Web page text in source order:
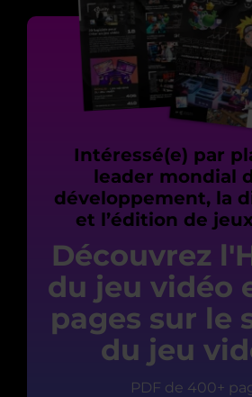
Intéressé(e) par
leader mondial
développement, la
et l’édition de
Découvrez
du jeu vidéo
pages sur le
du jeu
PDF de 400+